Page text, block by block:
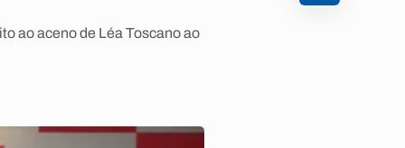
ao aceno de Léa Toscano ao